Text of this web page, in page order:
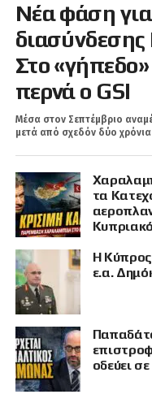
Νέα φάση για
Στο
περνά ο GSI
Μέσα στον Σεπτέμβριο
μετά από σχεδόν δύο
τα
Η Κύπρος
ε.α.
οδεύει